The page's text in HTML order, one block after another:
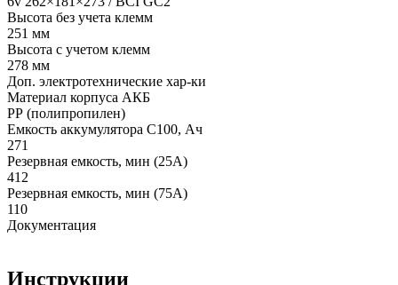
Высота без учета клемм
251 мм
Высота с учетом клемм
278 мм
Доп. электротехнические хар-ки
Материал корпуса АКБ
РР (полипропилен)
Емкость аккумулятора С100, Ач
271
Резервная емкость, мин (25А)
412
Резервная емкость, мин (75А)
110
Документация
Инструкции